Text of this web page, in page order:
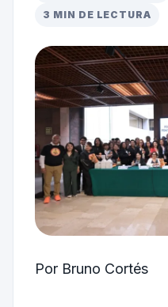
3 MIN DE LECTURA
Por Bruno Cortés